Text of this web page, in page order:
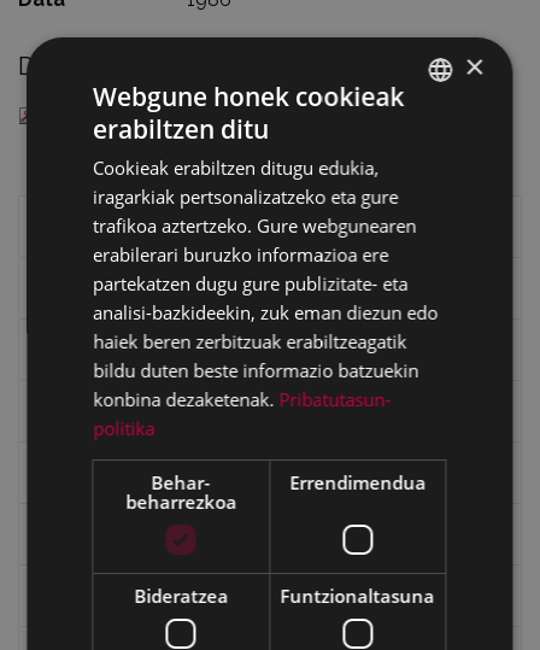
Deskargatu
— PDF document, 52 KB (53956 bytes)
Eibarko liburuak
eta kitto
"Eibar" rebista sarean
Goi Argi aldizkaria
Kultura egitaraua
"Gure Herria" aldizkaria
×
Webgune honek cookieak
erabiltzen ditu
Cookieak erabiltzen ditugu edukia,
iragarkiak pertsonalizatzeko eta gure
trafikoa aztertzeko. Gure webgunearen
erabilerari buruzko informazioa ere
partekatzen dugu gure publizitate- eta
analisi-bazkideekin, zuk eman diezun edo
haiek beren zerbitzuak erabiltzeagatik
bildu duten beste informazio batzuekin
konbina dezaketenak. Pribatutasun-
politika
Behar-
beharrezkoa
Errendimendua
Bideratzea Funtzionaltasuna